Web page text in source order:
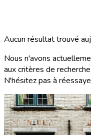
Aucun résultat trouvé
Nous n'avons
aux critères de
N'hésitez pas à